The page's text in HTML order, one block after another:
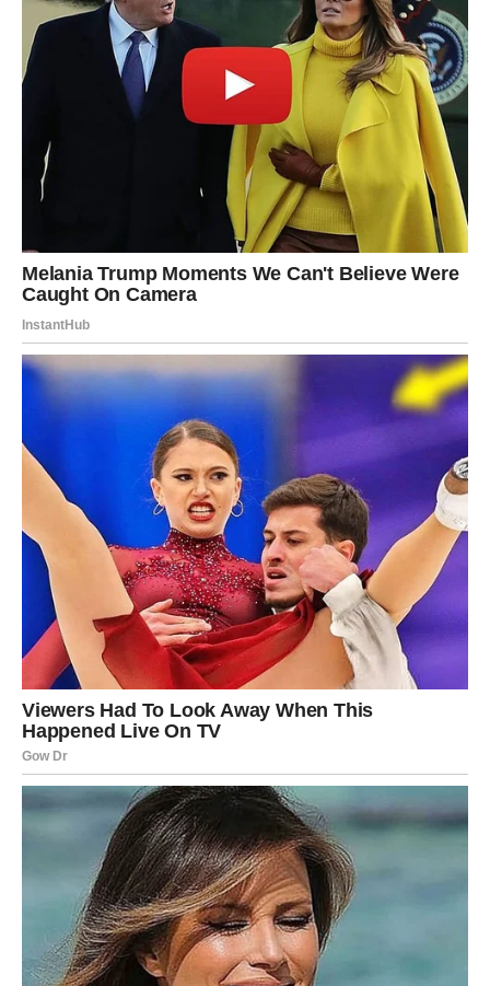
Sve više osjećate da život ide u pravom smjeru.
Šta vam sudbina vraća?
Spokoj i unutrašnju ravnotežu.
Duša konačno pronalazi ono što
joj treba
Pred vama su emotivni trenuci.
Zvijezde pokazuju da dolazi period kada sudbina vraća
dugove na najljepši mogući način. Ono što je dugo
kasnilo sada dolazi, a trud koji je izgledao neprimijećeno
konačno dobija svoju nagradu.
Najviše razloga za zadovoljstvo imajuRakovi, Škorpije i
Jarčevi, ali svaki znak može osjetiti da se život polako
okreće u njegovu korist.
Ponekad nagrada ne dolazi odmah. Dolazi onda kada smo
dovoljno jaki da je zaista cijenimo. Upravo takve trenutke
zvijezde sada najavljuju.